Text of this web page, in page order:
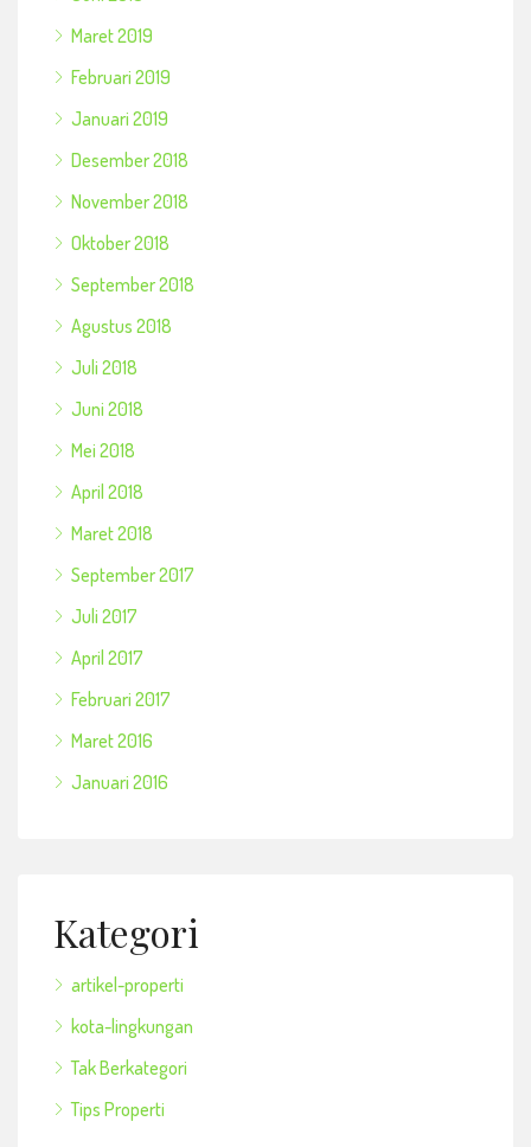
Maret 2019
Februari 2019
Januari 2019
Desember 2018
November 2018
Oktober 2018
September 2018
Agustus 2018
Juli 2018
Juni 2018
Mei 2018
April 2018
Maret 2018
September 2017
Juli 2017
April 2017
Februari 2017
Maret 2016
Januari 2016
Kategori
artikel-properti
kota-lingkungan
Tak Berkategori
Tips Properti